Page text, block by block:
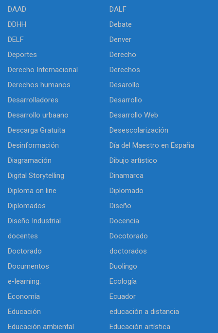
DAAD
DALF
DDHH
Debate
DELF
Denver
Deportes
Derecho
Derecho Internacional
Derechos
Derechos humanos
Desarollo
Desarrolladores
Desarrollo
Desarrollo urbaano
Desarrollo Web
Descarga Gratuita
Desescolarización
Desinformación
Día del Maestro en España
Diagramación
Dibujo artìstico
Digital Storytelling
Dinamarca
Diploma on line
Diplomado
Diplomados
Diseño
Diseño Industrial
Docencia
docentes
Docotorado
Doctorado
doctorados
Documentos
Duolingo
e-learning.
Ecología
Economía
Ecuador
Educación
educación a distancia
Educación ambiental
Educación artística